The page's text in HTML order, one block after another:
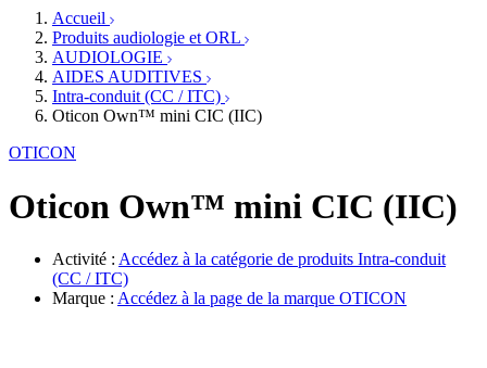
Écoles spécialisées
Fournisseurs
Associations
Services ORL
Orthophonistes
Formations et écoles
Organismes / Syndicats
Produits
Ressources
Accueil
Produits audiologie et ORL
AUDIOLOGIE
AIDES AUDITIVES
Intra-conduit (CC / ITC)
Oticon Own™ mini CIC (IIC)
OTICON
Oticon Own™ mini CIC (IIC)
Activité : Accédez à la catégorie de produits Intra-conduit
(CC / ITC)
Marque : Accédez à la page de la marque OTICON